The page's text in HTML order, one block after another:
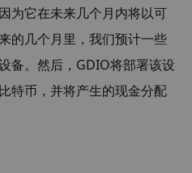
为它在未来几个月内将以可
的几个月里，我们预计一些
备。然后，GDIO将部署该设
特币，并将产生的现金分配